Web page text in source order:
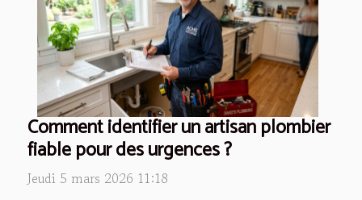
Comment identifier un artisan plombier
fiable pour des urgences ?
Jeudi 5 mars 2026 11:18